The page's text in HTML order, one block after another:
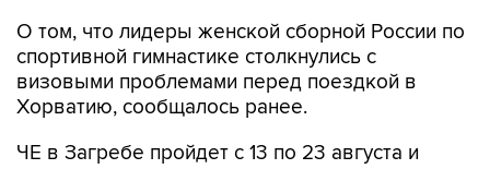
О том, что лидеры женской сборной России по
спортивной гимнастике столкнулись с
визовыми проблемами перед поездкой в
Хорватию, сообщалось ранее.
ЧЕ в Загребе пройдет с 13 по 23 августа и